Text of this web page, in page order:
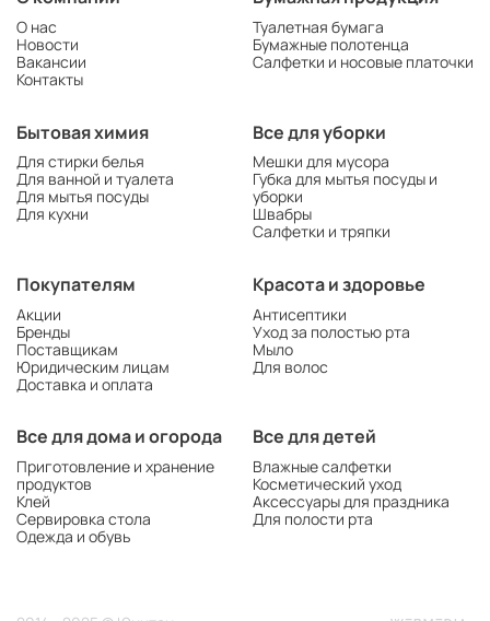
О нас
Новости
Вакансии
Контакты
Туалетная бумага
Бумажные полотенца
Салфетки и носовые платочки
Бытовая химия
Для стирки белья
Для ванной и туалета
Для мытья посуды
Для кухни
Все для уборки
Мешки для мусора
Губка для мытья посуды и
уборки
Швабры
Салфетки и тряпки
Покупателям
Акции
Бренды
Поставщикам
Юридическим лицам
Доставка и оплата
Красота и здоровье
Антисептики
Уход за полостью рта
Мыло
Для волос
Все для дома и огорода
Приготовление и хранение
продуктов
Клей
Сервировка стола
Одежда и обувь
Все для детей
Влажные салфетки
Косметический уход
Аксессуары для праздника
Для полости рта